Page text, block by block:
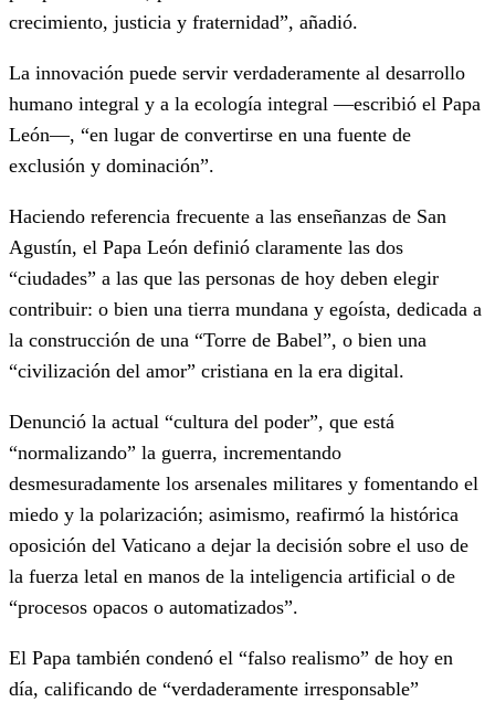
crecimiento, justicia y fraternidad”, añadió.
La innovación puede servir verdaderamente al desarrollo
humano integral y a la ecología integral —escribió el Papa
León—, “en lugar de convertirse en una fuente de
exclusión y dominación”.
Haciendo referencia frecuente a las enseñanzas de San
Agustín, el Papa León definió claramente las dos
“ciudades” a las que las personas de hoy deben elegir
contribuir: o bien una tierra mundana y egoísta, dedicada a
la construcción de una “Torre de Babel”, o bien una
“civilización del amor” cristiana en la era digital.
Denunció la actual “cultura del poder”, que está
“normalizando” la guerra, incrementando
desmesuradamente los arsenales militares y fomentando el
miedo y la polarización; asimismo, reafirmó la histórica
oposición del Vaticano a dejar la decisión sobre el uso de
la fuerza letal en manos de la inteligencia artificial o de
“procesos opacos o automatizados”.
El Papa también condenó el “falso realismo” de hoy en
día, calificando de “verdaderamente irresponsable”